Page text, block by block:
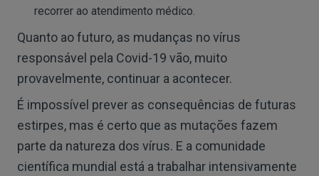
recorrer ao atendimento médico.
Quanto ao futuro, as mudanças no vírus
responsável pela Covid-19 vão, muito
provavelmente, continuar a acontecer.
É impossível prever as consequências de futuras
estirpes, mas é certo que as mutações fazem
parte da natureza dos vírus. E a comunidade
científica mundial está a trabalhar intensivamente